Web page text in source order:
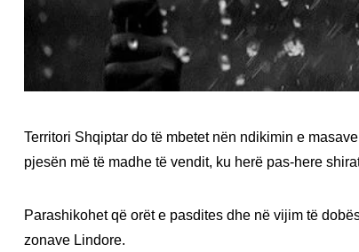
Territori Shqiptar do të mbetet nën ndikimin e
pjesën më të madhe të vendit, ku herë pas-here
Parashikohet që orët e pasdites dhe në vijim të
zonave Lindore.